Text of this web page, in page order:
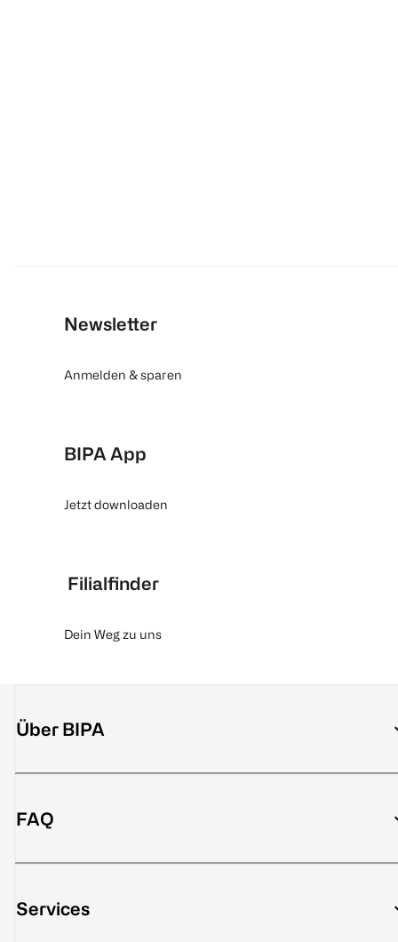
Newsletter
Anmelden & sparen
BIPA App
Jetzt downloaden
Filialfinder
Dein Weg zu uns
Über BIPA
FAQ
Services